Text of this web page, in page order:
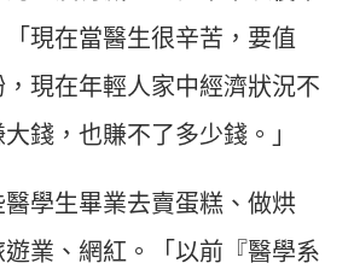
現在當醫生很辛苦，要值
現在年輕人家中經濟狀況不
錢，也賺不了多少錢。」
學生畢業去賣蛋糕、做烘
業、網紅。「以前『醫學系